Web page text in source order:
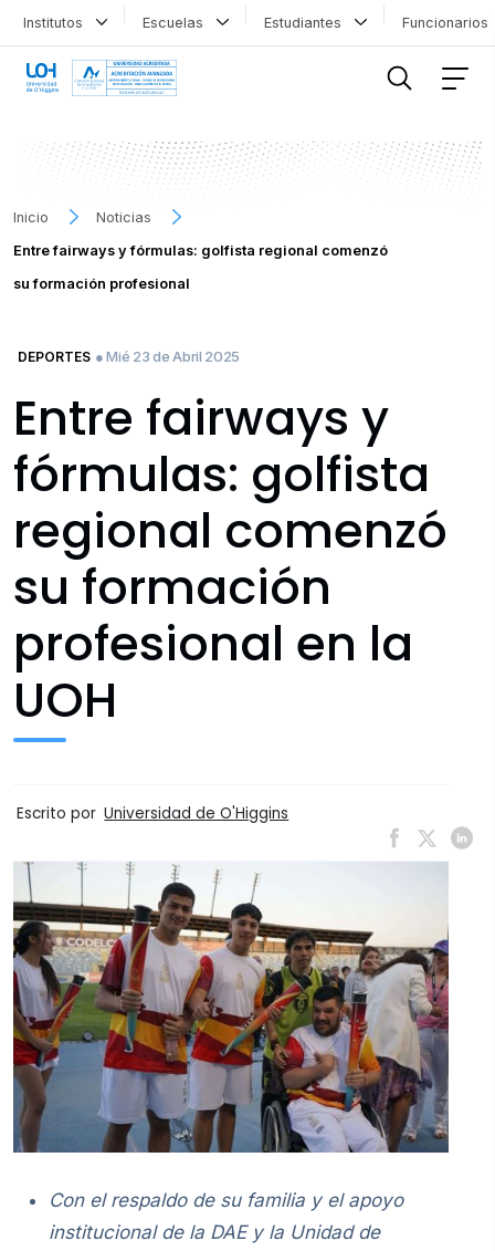
Institutos Escuelas Estudiantes
Inicio
Noticias
Entre fairways y fórmulas: golfista regional comenzó
su formación profesional
DEPORTES ● Mié 23 de Abril 2025
Entre fairways y
fórmulas: golfista
regional comenzó
su formación
profesional en la
UOH
Escrito por Universidad de O'Higgins
Con el respaldo de su familia y el apoyo
institucional de la DAE y la Unidad de